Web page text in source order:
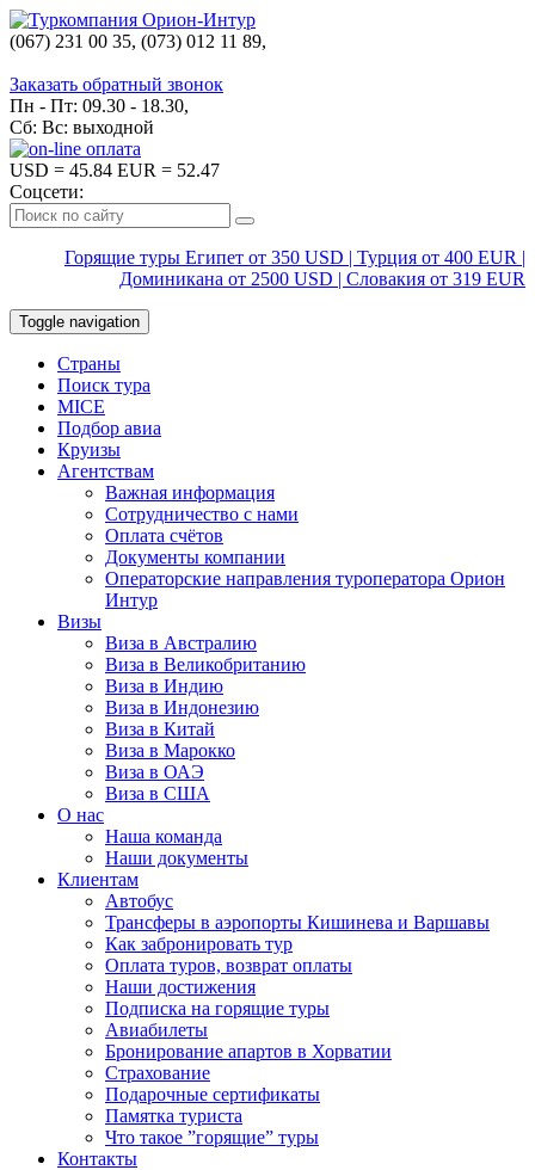
(067) 231 00 35, (073) 012 11 89,
Заказать обратный звонок
Пн - Пт: 09.30 - 18.30,
Сб: Вс: выходной
USD = 45.84 EUR = 52.47
Соцсети:
Горящие туры Египет от 350 USD | Турция от 400 EUR |
Доминикана от 2500 USD | Словакия от 319 EUR
Toggle navigation
Страны
Поиск тура
MICE
Подбор авиа
Круизы
Агентствам
Важная информация
Сотрудничество с нами
Оплата счётов
Документы компании
Операторские направления туроператора Орион
Интур
Визы
Виза в Австралию
Виза в Великобританию
Виза в Индию
Виза в Индонезию
Виза в Китай
Виза в Марокко
Виза в ОАЭ
Виза в США
О нас
Наша команда
Наши документы
Клиентам
Автобус
Трансферы в аэропорты Кишинева и Варшавы
Как забронировать тур
Оплата туров, возврат оплаты
Наши достижения
Подписка на горящие туры
Авиабилеты
Бронирование апартов в Хорватии
Страхование
Подарочные сертификаты
Памятка туриста
Что такое ”горящие” туры
Контакты